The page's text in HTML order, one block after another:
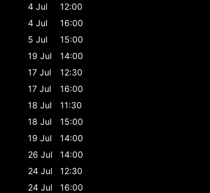
4 Jul
12:00
4 Jul
16:00
5 Jul
15:00
19 Jul
14:00
17 Jul
12:30
17 Jul
16:00
18 Jul
11:30
18 Jul
15:00
19 Jul
14:00
26 Jul
14:00
24 Jul
12:30
24 Jul
16:00